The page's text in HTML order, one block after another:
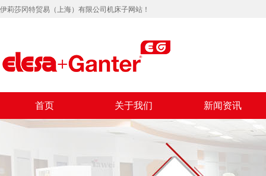
伊莉莎冈特贸易（上海）有限公司机床子网站！
首页 关于我们 新闻资讯